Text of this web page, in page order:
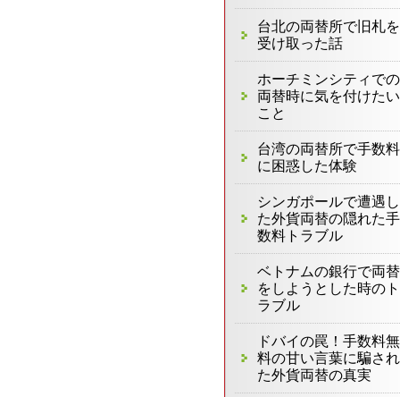
台北の両替所で旧札を
受け取った話
ホーチミンシティでの
両替時に気を付けたい
こと
台湾の両替所で手数料
に困惑した体験
シンガポールで遭遇し
た外貨両替の隠れた手
数料トラブル
ベトナムの銀行で両替
をしようとした時のト
ラブル
ドバイの罠！手数料無
料の甘い言葉に騙され
た外貨両替の真実